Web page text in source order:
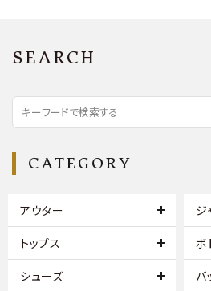
SEARCH
CATEGORY
アウター ジ
トップス ボ
シューズ バ